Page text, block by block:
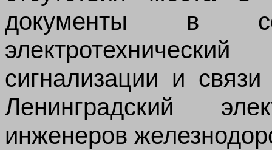
документы в
сигнализации и
Ленинградский
инженеров